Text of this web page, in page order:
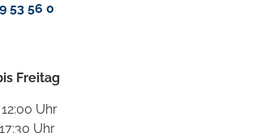
53 56 0
Freitag
Uhr
Uhr